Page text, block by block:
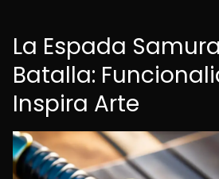
La Espada
Batalla:
Inspira Arte